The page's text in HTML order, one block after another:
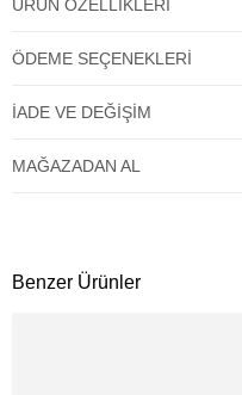
ÜRÜN ÖZELLIKLERI
ÖDEME SEÇENEKLERI
İADE VE DEĞIŞIM
MAĞAZADAN AL
Benzer Ürünler